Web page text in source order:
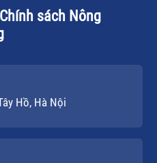
sách Nông
Hồ, Hà Nội